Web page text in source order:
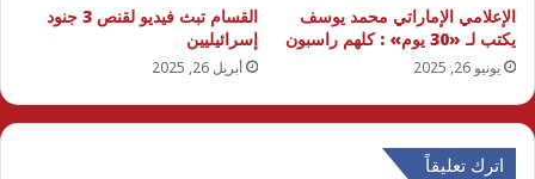
الإعلامي الإماراتي محمد يوسف
يكتب لـ «30 يوم» : كلهم راسبون
يونيو 26, 2025
القسام تبث فيديو لقنص 3 جنود
إسرائيليين
أبريل 26, 2025
اترك تعليقاً